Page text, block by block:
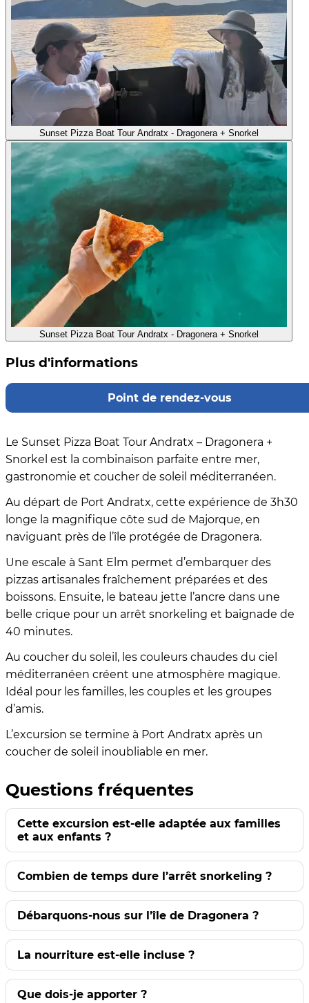
Sunset Pizza Boat Tour Andratx - Dragonera + Snorkel
Sunset Pizza Boat Tour Andratx - Dragonera + Snorkel
Plus d'informations
Point de rendez-vous
Le Sunset Pizza Boat Tour Andratx – Dragonera +
Snorkel est la combinaison parfaite entre mer,
gastronomie et coucher de soleil méditerranéen.
Au départ de Port Andratx, cette expérience de 3h30
longe la magnifique côte sud de Majorque, en
naviguant près de l’île protégée de Dragonera.
Une escale à Sant Elm permet d’embarquer des
pizzas artisanales fraîchement préparées et des
boissons. Ensuite, le bateau jette l’ancre dans une
belle crique pour un arrêt snorkeling et baignade de
40 minutes.
Au coucher du soleil, les couleurs chaudes du ciel
méditerranéen créent une atmosphère magique.
Idéal pour les familles, les couples et les groupes
d’amis.
L’excursion se termine à Port Andratx après un
coucher de soleil inoubliable en mer.
Questions fréquentes
Cette excursion est-elle adaptée aux familles
et aux enfants ?
Combien de temps dure l’arrêt snorkeling ?
Débarquons-nous sur l’île de Dragonera ?
La nourriture est-elle incluse ?
Que dois-je apporter ?